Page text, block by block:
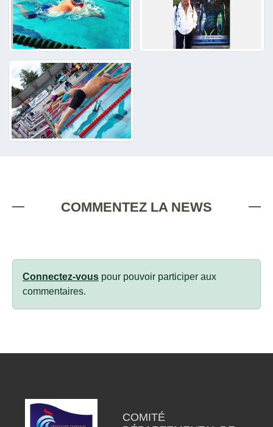
COMMENTEZ LA NEWS
Connectez-vous pour pouvoir participer aux
commentaires.
COMITÉ